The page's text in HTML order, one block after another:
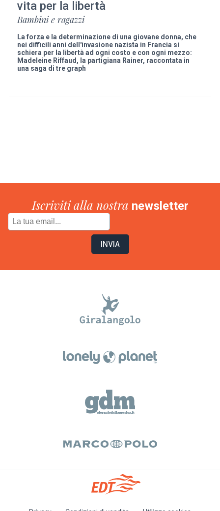
vita per la libertà
Bambini e ragazzi
La forza e la determinazione di una giovane donna, che
nei difficili anni dell'invasione nazista in Francia si
schiera per la libertà ad ogni costo e con ogni mezzo:
Madeleine Riffaud, la partigiana Rainer, raccontata in
una saga di tre graph
Iscriviti alla nostra newsletter